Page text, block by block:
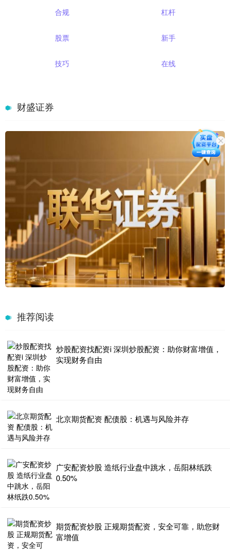
合规 杠杆
股票 新手
技巧 在线
财盛证券
推荐阅读
炒股配资找配资i 深圳炒股配资：助你财富增值，
实现财务自由
北京期货配资 配债股：机遇与风险并存
广安配资炒股 造纸行业盘中跳水，岳阳林纸跌
0.50%
期货配资炒股 正规期货配资，安全可靠，助您财
富增值